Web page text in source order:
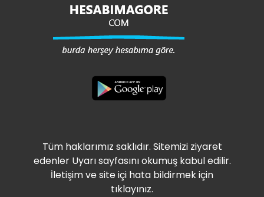
Tüm haklarımız saklıdır. Sitemizi ziyaret
edenler Uyarı sayfasını okumuş kabul edilir.
İletişim ve site içi hata bildirmek için
tıklayınız.